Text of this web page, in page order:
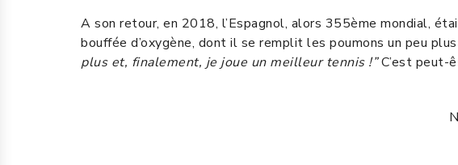
A son retour, en 2018, l’Espagnol, alors 355ème mondial,
bouffée d’oxygène, dont il se remplit les poumons un peu plus
plus et, finalement, je joue un meilleur tennis !”C’est peut-